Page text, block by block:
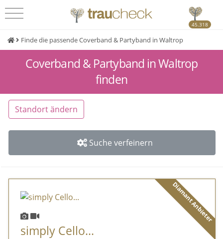
45.318
Finde die passende Coverband & Partyband in Waltrop
Coverband & Partyband in Waltrop
finden
Standort ändern
Suche verfeinern
Diamant Anbieter
simply Cello...